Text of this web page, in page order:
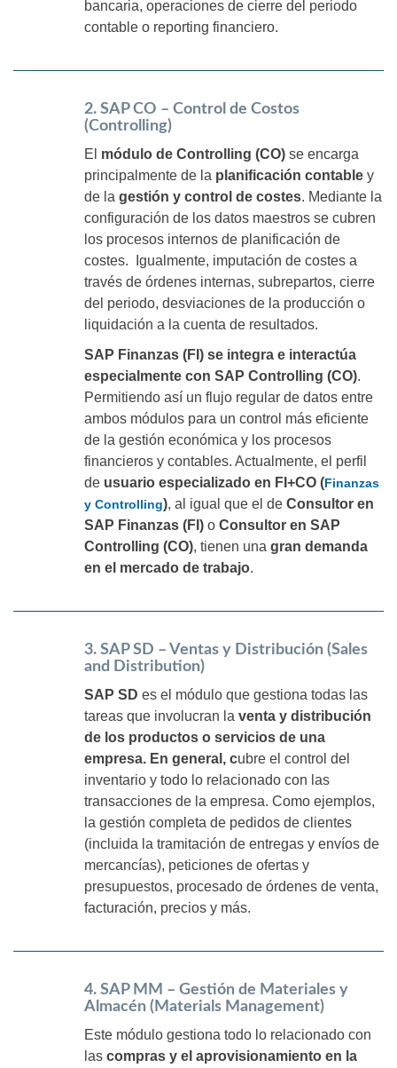
bancaria, operaciones de cierre del periodo
contable o reporting financiero.
2. SAP CO – Control de Costos
(Controlling)
El módulo de Controlling (CO) se encarga
principalmente de la planificación contable y
de la gestión y control de costes. Mediante la
configuración de los datos maestros se cubren
los procesos internos de planificación de
costes. Igualmente, imputación de costes a
través de órdenes internas, subrepartos, cierre
del periodo, desviaciones de la producción o
liquidación a la cuenta de resultados.
SAP Finanzas (FI) se integra e interactúa
especialmente con SAP Controlling (CO).
Permitiendo así un flujo regular de datos entre
ambos módulos para un control más eficiente
de la gestión económica y los procesos
financieros y contables. Actualmente, el perfil
de usuario especializado en FI+CO (Finanzas
y Controlling), al igual que el de Consultor en
SAP Finanzas (FI) o Consultor en SAP
Controlling (CO), tienen una gran demanda
en el mercado de trabajo.
3. SAP SD – Ventas y Distribución (Sales
and Distribution)
SAP SD es el módulo que gestiona todas las
tareas que involucran la venta y distribución
de los productos o servicios de una
empresa. En general, cubre el control del
inventario y todo lo relacionado con las
transacciones de la empresa. Como ejemplos,
la gestión completa de pedidos de clientes
(incluida la tramitación de entregas y envíos de
mercancías), peticiones de ofertas y
presupuestos, procesado de órdenes de venta,
facturación, precios y más.
4. SAP MM – Gestión de Materiales y
Almacén (Materials Management)
Este módulo gestiona todo lo relacionado con
las compras y el aprovisionamiento en la